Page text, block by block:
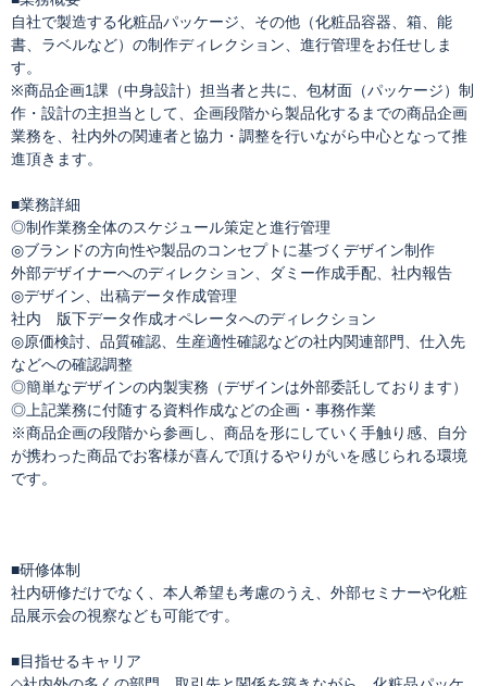
自社で製造する化粧品パッケージ、その他（化粧品容器、箱、能
書、ラベルなど）の制作ディレクション、進行管理をお任せしま
す。
※商品企画1課（中身設計）担当者と共に、包材面（パッケージ）制
作・設計の主担当として、企画段階から製品化するまでの商品企画
業務を、社内外の関連者と協力・調整を行いながら中心となって推
進頂きます。
■業務詳細
◎制作業務全体のスケジュール策定と進行管理
◎ブランドの方向性や製品のコンセプトに基づくデザイン制作
外部デザイナーへのディレクション、ダミー作成手配、社内報告
◎デザイン、出稿データ作成管理
社内 版下データ作成オペレータへのディレクション
◎原価検討、品質確認、生産適性確認などの社内関連部門、仕入先
などへの確認調整
◎簡単なデザインの内製実務（デザインは外部委託しております）
◎上記業務に付随する資料作成などの企画・事務作業
※商品企画の段階から参画し、商品を形にしていく手触り感、自分
が携わった商品でお客様が喜んで頂けるやりがいを感じられる環境
です。
■研修体制
社内研修だけでなく、本人希望も考慮のうえ、外部セミナーや化粧
品展示会の視察なども可能です。
■目指せるキャリア